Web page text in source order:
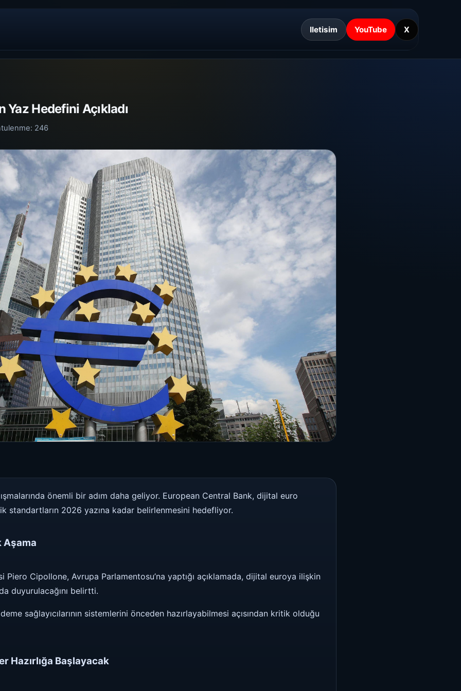
Iletisim YouTube X
Yaz Hedefini Açıkladı
246
önemli bir adım daha geliyor. European Central Bank, dijital euro
standartların 2026 yazına kadar belirlenmesini hedefliyor.
Aşama
Piero Cipollone, Avrupa Parlamentosu’na yaptığı açıklamada, dijital euroya ilişkin
duyurulacağını belirtti.
sağlayıcılarının sistemlerini önceden hazırlayabilmesi açısından kritik olduğu
Hazırlığa Başlayacak